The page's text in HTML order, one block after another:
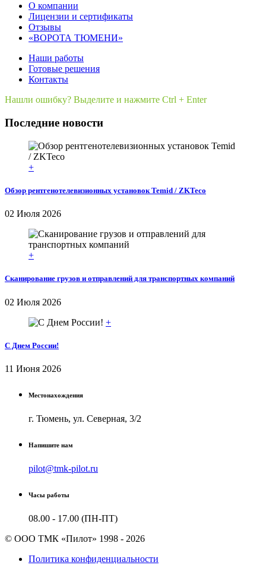
О компании
Лицензии и сертификаты
Отзывы
«ВОРОТА ТЮМЕНИ»
Наши работы
Готовые решения
Контакты
Нашли ошибку? Выделите и нажмите Ctrl + Enter
Последние новости
+
Обзор рентгенотелевизионных установок Temid / ZKTeco
02 Июля 2026
+
Сканирование грузов и отправлений для транспортных компаний
02 Июля 2026
+
С Днем России!
11 Июня 2026
Местонахождения
г. Тюмень, ул. Северная, 3/2
Напишите нам
pilot@tmk-pilot.ru
Часы работы
08.00 - 17.00 (ПН-ПТ)
© ООО ТМК «Пилот» 1998 - 2026
Политика конфиденциальности